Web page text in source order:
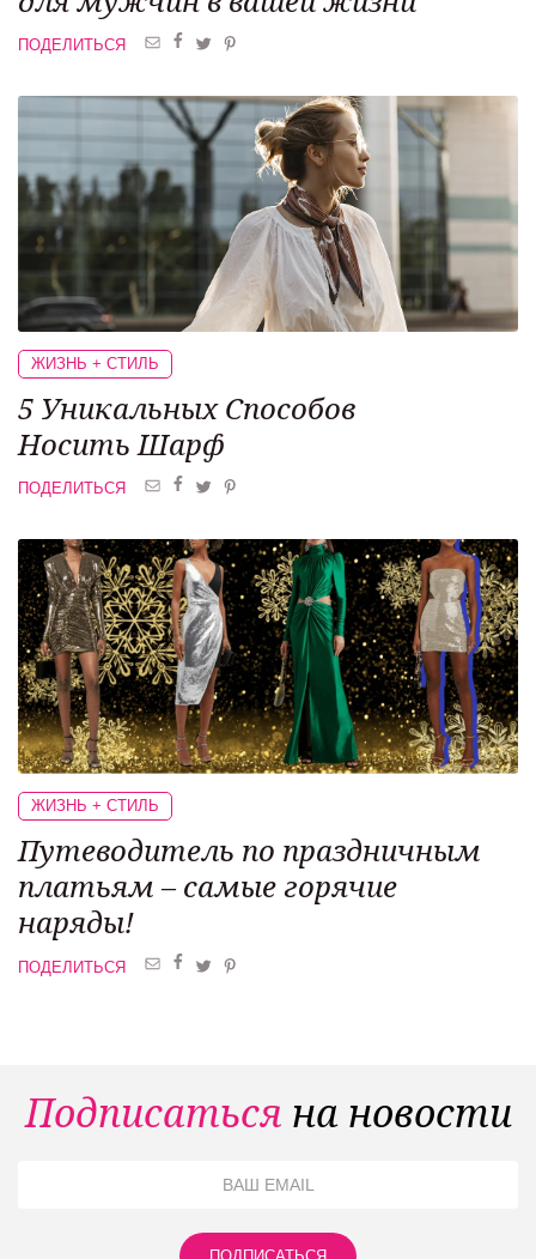
ПОДЕЛИТЬСЯ
ЖИЗНЬ + СТИЛЬ
5 УникальныхСпособов
Носить Шарф
ПОДЕЛИТЬСЯ
ЖИЗНЬ + СТИЛЬ
Путеводитель по праздничным
платьям –самые горячие
наряды!
ПОДЕЛИТЬСЯ
Подписаться на новости